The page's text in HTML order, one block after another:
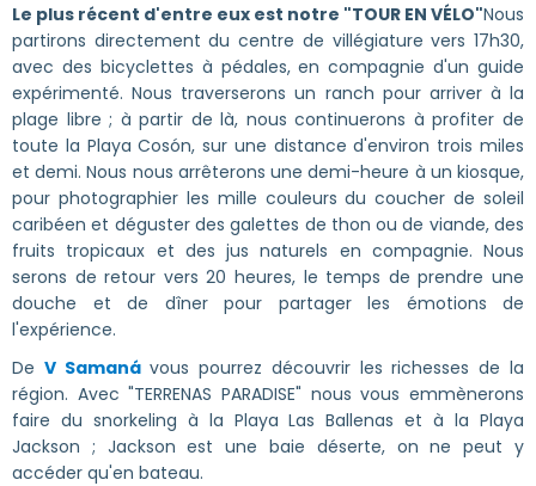
Le plus récent d'entre eux est notre "TOUR EN VÉLO"Nous
partirons directement du centre de villégiature vers 17h30,
avec des bicyclettes à pédales, en compagnie d'un guide
expérimenté. Nous traverserons un ranch pour arriver à la
plage libre ; à partir de là, nous continuerons à profiter de
toute la Playa Cosón, sur une distance d'environ trois miles
et demi. Nous nous arrêterons une demi-heure à un kiosque,
pour photographier les mille couleurs du coucher de soleil
caribéen et déguster des galettes de thon ou de viande, des
fruits tropicaux et des jus naturels en compagnie. Nous
serons de retour vers 20 heures, le temps de prendre une
douche et de dîner pour partager les émotions de
l'expérience.
De V Samanávous pourrez découvrir les richesses de la
région. Avec "TERRENAS PARADISE" nous vous emmènerons
faire du snorkeling à la Playa Las Ballenas et à la Playa
Jackson ; Jackson est une baie déserte, on ne peut y
accéder qu'en bateau.